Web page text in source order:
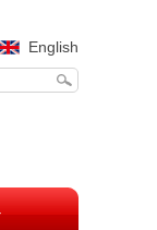
English